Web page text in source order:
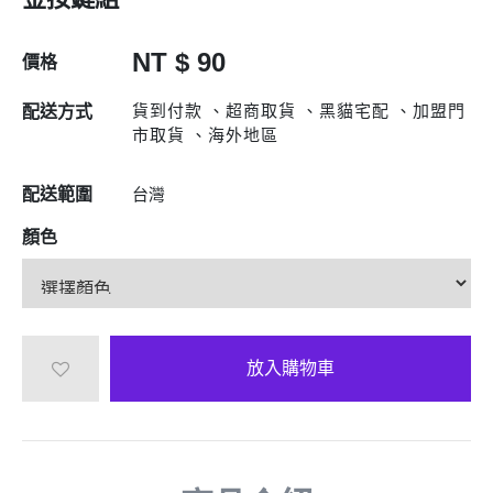
價格 NT $ 90
配送方式
貨到付款 、超商取貨 、黑貓宅配 、加盟門
市取貨 、海外地區
配送範圍 台灣
顏色
放入購物車